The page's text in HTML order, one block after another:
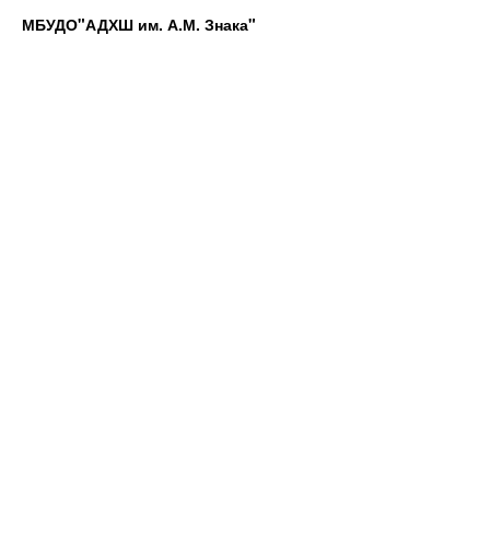
МБУДО"АДХШ им. А.М. Знака"